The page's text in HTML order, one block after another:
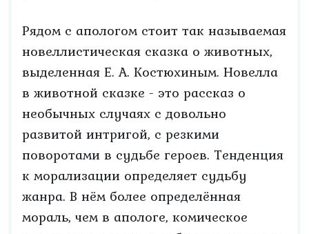
Рядом с апологом стоит так называемая
новеллистическая сказка о животных,
выделенная Е. А. Костюхиным. Новелла
в животной сказке - это рассказ о
необычных случаях с довольно
развитой интригой, с резкими
поворотами в судьбе героев. Тенденция
к морализации определяет судьбу
жанра. В нём более определённая
мораль, чем в апологе, комическое